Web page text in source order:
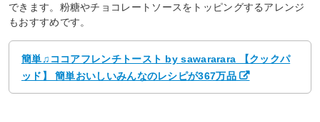
できます。粉糖やチョコレートソースをトッピングするアレンジ
もおすすめです。
簡単♫ココアフレンチトースト by sawararara 【クックパ
ッド】 簡単おいしいみんなのレシピが367万品